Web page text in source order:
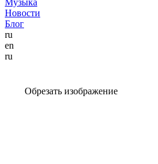
Музыка
Новости
Блог
ru
en
ru
Обрезать изображение